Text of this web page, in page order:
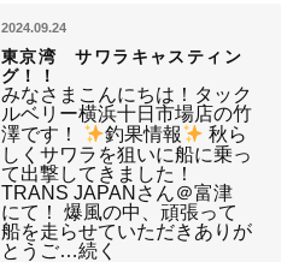
2024.09.24
東京湾 サワラキャスティン
グ！！
みなさまこんにちは！タック
ルベリー横浜十日市場店の竹
澤です！
釣果情報
秋ら
しくサワラを狙いに船に乗っ
て出撃してきました！
TRANS JAPANさん＠富津
にて！ 爆風の中、頑張って
船を走らせていただきありが
とうご…続く